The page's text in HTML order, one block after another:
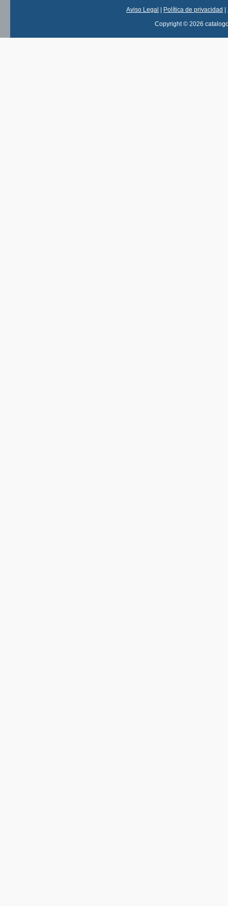
Aviso Legal Política de privacidad
Copyright © 2026